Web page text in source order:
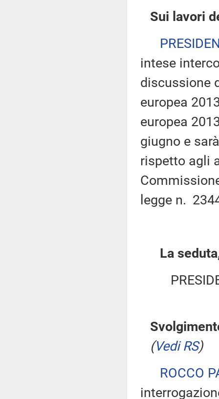
Sui lavori
intese
discussione
europea
europea
giugno e
rispetto agli
legge n.
La
(Vedi RS)
ROCCO